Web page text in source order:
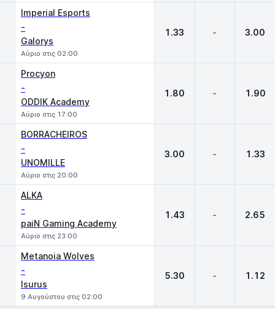
Imperial Esports
-
Galorys
Αύριο στις 02:00
1.33 - 3.00
Procyon
-
ODDIK Academy
Αύριο στις 17:00
1.80 - 1.90
BORRACHEIROS
-
UNOMILLE
Αύριο στις 20:00
3.00 - 1.33
ALKA
-
paiN Gaming Academy
Αύριο στις 23:00
1.43 - 2.65
Metanoia Wolves
-
Isurus
9 Αυγούστου στις 02:00
5.30 - 1.12